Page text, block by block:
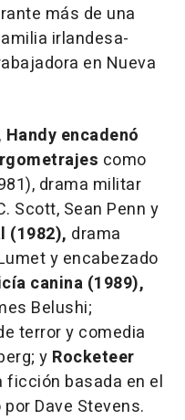
más de una
irlandesa-
en Nueva
encadenó
como
drama militar
Scott, Sean Penn y
(1982), drama
y encabezado
canina (1989),
Belushi;
terror y comedia
y Rocketeer
ficción basada en el
Dave Stevens.